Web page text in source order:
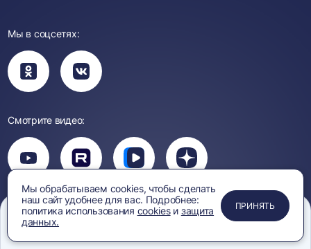
ПРИМЕНИТЬ
ЗАКРЫТЬ
ЗАКРЫТЬ
ЗАКРЫТЬ
Мы обрабатываем cookies, чтобы сделать
наш сайт удобнее для вас. Подробнее:
политика использования cookiesи защита
данных.
ПРИНЯТЬ
Мы в соцсетях:
Вы
перейдете
в
группу
Вы
перейдете
в
группу
Смотрите видео:
Вы
перейдете
на
канал
YouTube
Вы
перейдете
на
канал
Rutube
Вы
перейдете
на
канал
Вк
Видео
Вы
перейдете
на
канал
Дзен
Политика
конфиденциальности
Защита персональных
данных
Правила обработки
Согласие на обработку